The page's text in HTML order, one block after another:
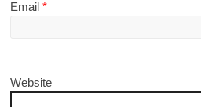
Email*
Website